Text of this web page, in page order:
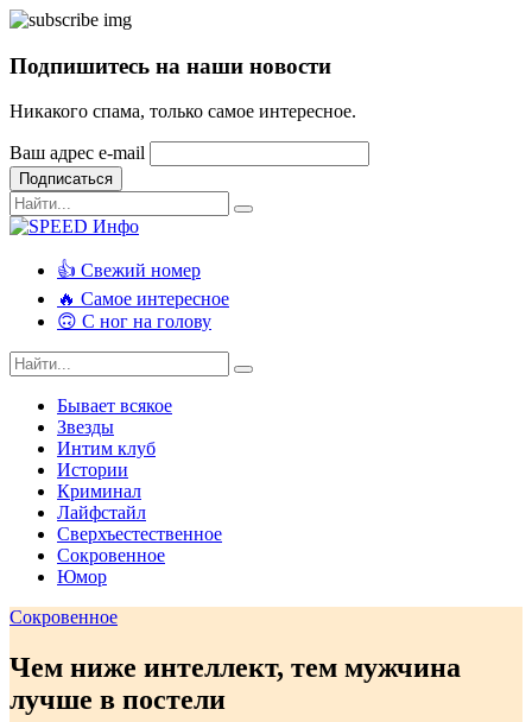
Подпишитесь на наши новости
Никакого спама, только самое интересное.
Ваш адрес e-mail
Подписаться
👍 Свежий номер
🔥 Самое интересное
🙃 С ног на голову
Бывает всякое
Звезды
Интим клуб
Истории
Криминал
Лайфстайл
Сверхъестественное
Сокровенное
Юмор
Сокровенное
Чем ниже интеллект, тем мужчина
лучше в постели